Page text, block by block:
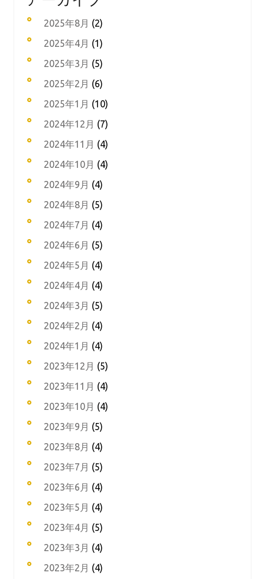
2025年8月 (2)
2025年4月 (1)
2025年3月 (5)
2025年2月 (6)
2025年1月 (10)
2024年12月 (7)
2024年11月 (4)
2024年10月 (4)
2024年9月 (4)
2024年8月 (5)
2024年7月 (4)
2024年6月 (5)
2024年5月 (4)
2024年4月 (4)
2024年3月 (5)
2024年2月 (4)
2024年1月 (4)
2023年12月 (5)
2023年11月 (4)
2023年10月 (4)
2023年9月 (5)
2023年8月 (4)
2023年7月 (5)
2023年6月 (4)
2023年5月 (4)
2023年4月 (5)
2023年3月 (4)
2023年2月 (4)